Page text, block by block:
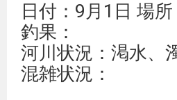
日付：9月1日 場
釣果：
河川状況：渇水、
混雑状況：